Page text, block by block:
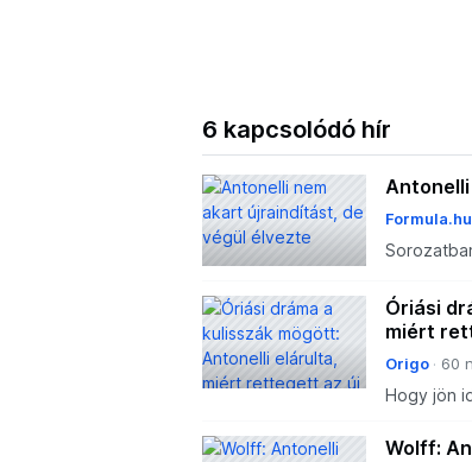
6 kapcsolódó hír
Formula.hu
Volt
összesség
Óriási
miért
Origo 60
Hogy jön
Wolff: